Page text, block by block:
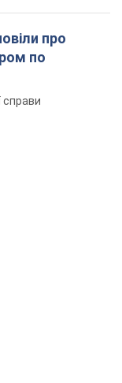
про
по
справи